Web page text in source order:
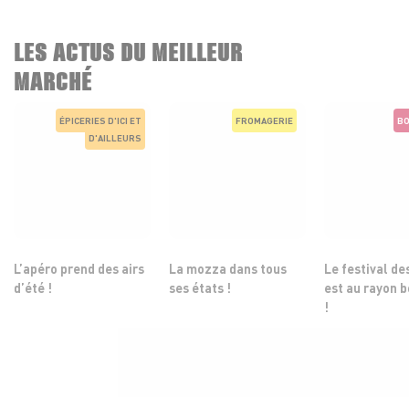
LES ACTUS DU MEILLEUR
MARCHÉ
ÉPICERIES D'ICI ET
D'AILLEURS
L’apéro prend des airs
d’été !
FROMAGERIE
La mozza dans tous
ses états !
Le festival
est au rayon
!